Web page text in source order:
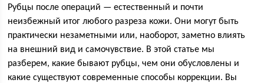
Рубцы после операций — естественный и почти
неизбежный итог любого разреза кожи. Они могут быть
практически незаметными или, наоборот, заметно влиять
на внешний вид и самочувствие. В этой статье мы
разберем, какие бывают рубцы, чем они обусловлены и
какие существуют современные способы коррекции. Вы